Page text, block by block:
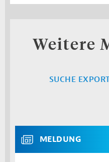
Weitere
SUCHE
MELDUNG